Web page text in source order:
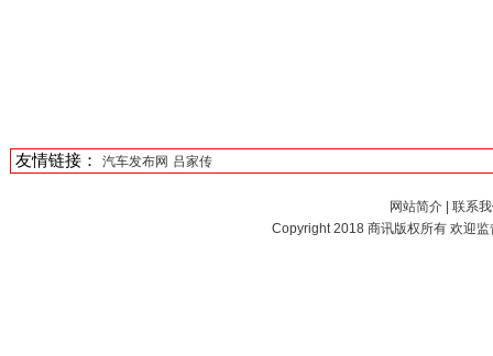
友情链接： 汽车发布网 吕家传
网站简介
联系
Copyright 2018 商讯版权所有 欢迎